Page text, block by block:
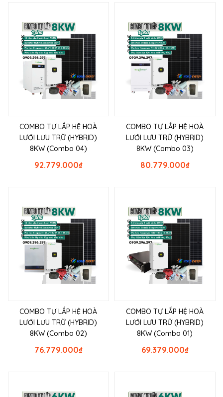
COMBO TỰ LẮP HỆ HOÀ
LƯỚI LƯU TRỮ (HYBRID)
8KW (Combo 04)
₫
92.779.000
COMBO TỰ LẮP HỆ HOÀ
LƯỚI LƯU TRỮ (HYBRID)
8KW (Combo 03)
₫
80.779.000
COMBO TỰ LẮP HỆ HOÀ
LƯỚI LƯU TRỮ (HYBRID)
8KW (Combo 02)
₫
76.779.000
COMBO TỰ LẮP HỆ HOÀ
LƯỚI LƯU TRỮ (HYBRID)
8KW (Combo 01)
₫
69.379.000